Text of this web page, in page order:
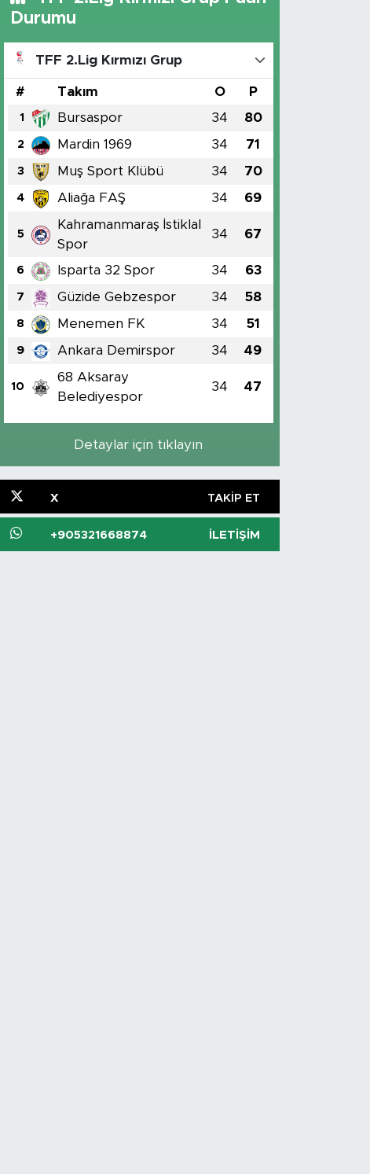
Durumu
TFF 2.Lig Kırmızı Grup
# Takım O P
1 Bursaspor 34 80
2 Mardin 1969 34 71
3 Muş Sport Klübü 34 70
4 Aliağa FAŞ 34 69
5
Kahramanmaraş İstiklal
Spor
34 67
6 Isparta 32 Spor 34 63
7 Güzide Gebzespor 34 58
8 Menemen FK 34 51
9 Ankara Demirspor 34 49
10
68 Aksaray
Belediyespor
34 47
Detaylar için tıklayın
X TAKIP ET
+905321668874 İLETIŞIM